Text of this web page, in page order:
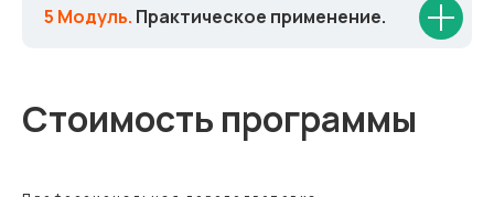
5 Модуль. Практическое применение.
Стоимость программы